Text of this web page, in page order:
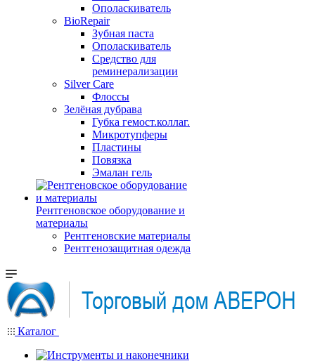
Ополаскиватель
BioRepair
Зубная паста
Ополаскиватель
Средство для
реминерализации
Silver Care
Флоссы
Зелёная дубрава
Губка гемост.коллаг.
Микротупферы
Пластины
Повязка
Эмалан гель
Рентгеновское оборудование и
материалы
Рентгеновские материалы
Рентгенозащитная одежда
Каталог